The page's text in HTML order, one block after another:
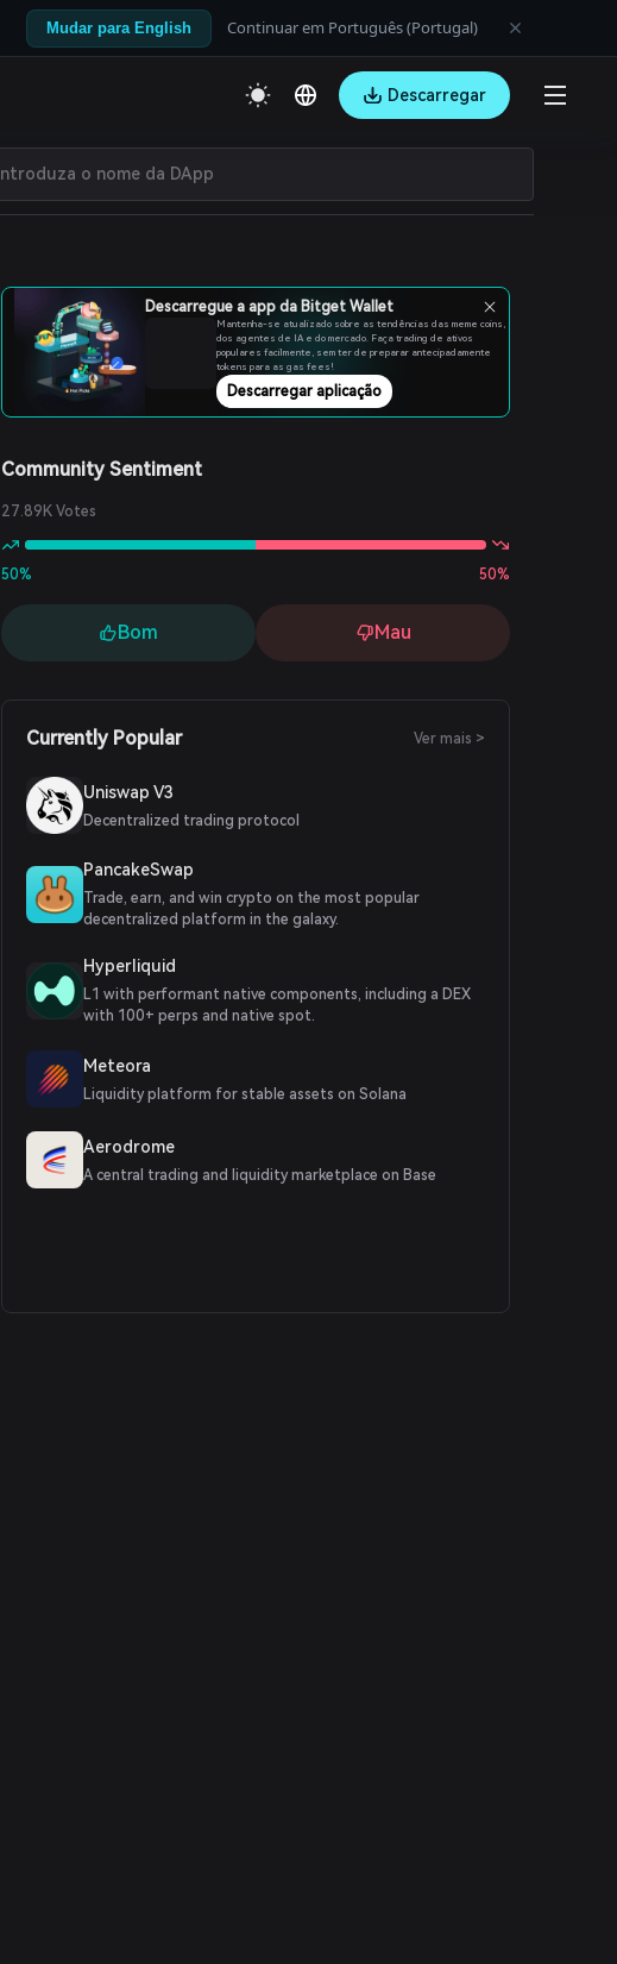
Mudar para English Continuar em Português (Portugal)
Descarregar
Descarregue a app da Bitget Wallet
Mantenha-se atualizado sobre as tendências das meme coins,
dos agentes de IA e do mercado. Faça trading de ativos
populares facilmente, sem ter de preparar antecipadamente
tokens para as gas fees!
Descarregar aplicação
Community Sentiment
27.89K Votes
50% 50%
Bom Mau
Currently Popular Ver mais >
Uniswap V3
Decentralized trading protocol
PancakeSwap
Trade, earn, and win crypto on the most popular
decentralized platform in the galaxy.
Hyperliquid
L1 with performant native components, including a DEX
with 100+ perps and native spot.
Meteora
Liquidity platform for stable assets on Solana
Aerodrome
A central trading and liquidity marketplace on Base